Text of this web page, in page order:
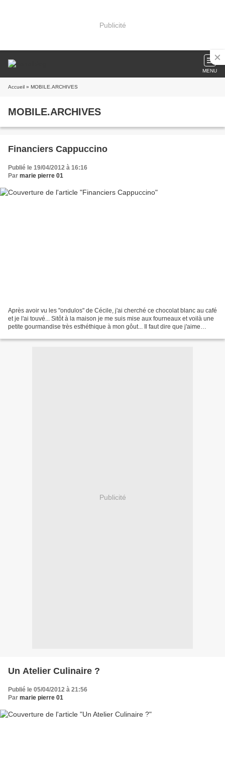
Publicité
MENU
Accueil » MOBILE.ARCHIVES
MOBILE.ARCHIVES
Financiers Cappuccino
Publié le 19/04/2012 à 16:16
Par marie pierre 01
Après avoir vu les "ondulos" de Cécile, j'ai cherché ce chocolat blanc au café
et je l'ai touvé... Sitôt à la maison je me suis mise aux fourneaux et voilà une
petite gourmandise très esthéthique à mon gôut... Il faut dire que j'aime
Publicité
Un Atelier Culinaire ?
Publié le 05/04/2012 à 21:56
Par marie pierre 01